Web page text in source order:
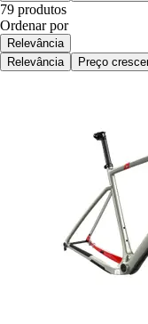
79 produtos
Ordenar por
Relevância
Relevância
Preço